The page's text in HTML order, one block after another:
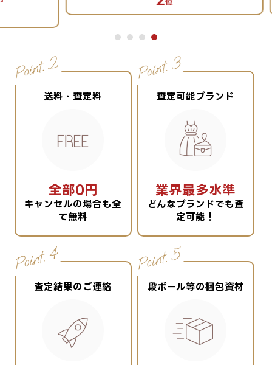
送料・査定料
全部0円
キャンセルの場合も全
て無料
査定可能ブランド
業界最多水準
どんなブランドでも査
定可能！
査定結果のご連絡 段ボール等の梱包資材